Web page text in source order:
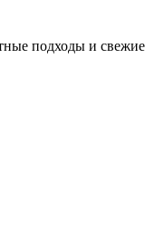
подходы и свежие